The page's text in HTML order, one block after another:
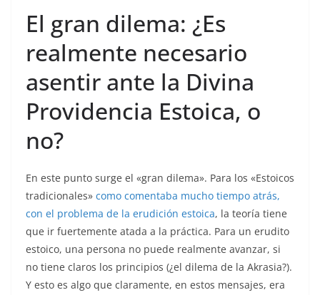
El gran dilema: ¿Es
realmente necesario
asentir ante la Divina
Providencia Estoica, o
no?
En este punto surge el «gran dilema». Para los «Estoicos
tradicionales» como comentaba mucho tiempo atrás,
con el problema de la erudición estoica, la teoría tiene
que ir fuertemente atada a la práctica. Para un erudito
estoico, una persona no puede realmente avanzar, si
no tiene claros los principios (¿el dilema de la Akrasia?).
Y esto es algo que claramente, en estos mensajes, era